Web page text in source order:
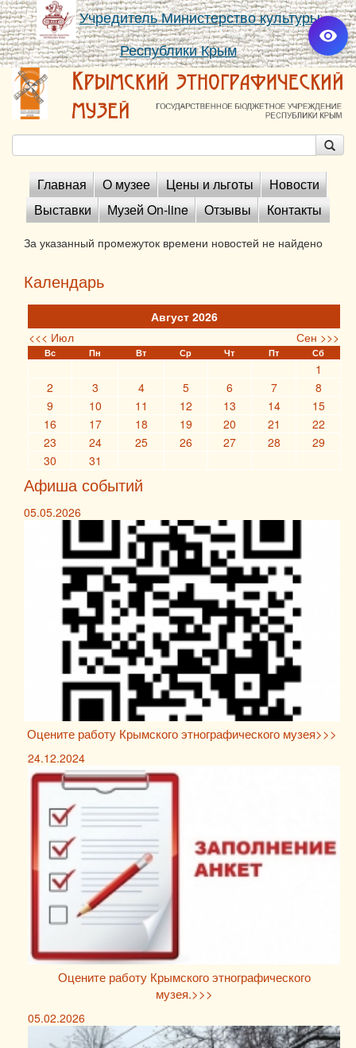
Учредитель Министерство культуры
Республики Крым
Главная О музее Цены и льготы
Новости
Выставки
Музей On-line Отзывы Контакты
За указанный промежуток времени новостей не найдено
Календарь
Август 2026
<<< Июл
Сен >>>
Вс Пн Вт Ср Чт Пт Сб
1
2
3 4 5 6 7
8
9
10 11 12 13 14
15
16
17 18 19 20 21
22
23
24 25 26 27 28
29
30
31
Афиша событий
05.05.2026
Оцените работу Крымского этнографического музея>>>
24.12.2024
Оцените работу Крымского этнографического
музея.>>>
05.02.2026